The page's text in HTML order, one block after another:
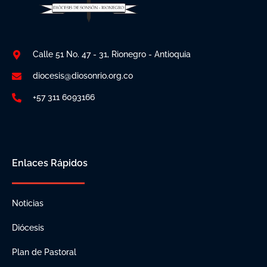
Calle 51 No. 47 - 31, Rionegro - Antioquia
diocesis@diosonrio.org.co
+57 311 6093166
Enlaces Rápidos
Noticias
Diócesis
Plan de Pastoral